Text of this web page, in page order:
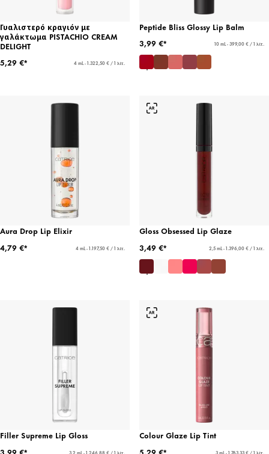
Γυαλιστερό κραγιόν με
γαλάκτωμα PISTACHIO CREAM
DELIGHT
5,29 €*
4 mL - 1.322,50 € / 1 λίτ.
Peptide Bliss Glossy Lip Balm
3,99 €*
10 mL - 399,00 € / 1 λίτ.
Aura Drop Lip Elixir
4,79 €*
4 mL - 1.197,50 € / 1 λίτ.
Gloss Obsessed Lip Glaze
3,49 €*
2,5 mL - 1.396,00 € / 1 λίτ.
Filler Supreme Lip Gloss
3,99 €*
3,2 mL - 1.246,88 € / 1 λίτ.
Colour Glaze Lip Tint
5,29 €*
3 mL - 1.763,33 € / 1 λίτ.